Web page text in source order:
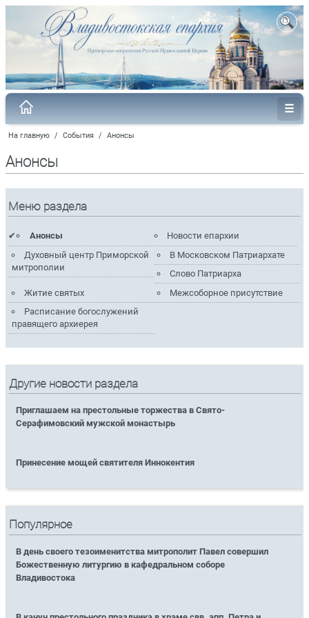
На главную / События / Анонсы
Анонсы
Меню раздела
Анонсы
Новости епархии
Духовный центр Приморской
митрополии
В Московском Патриархате
Слово Патриарха
Житие святых
Межсоборное присутствие
Расписание богослужений
правящего архиерея
Другие новости раздела
Приглашаем на престольные торжества в Свято-
Серафимовский мужской монастырь
Принесение мощей святителя Иннокентия
Популярное
В день своего тезоименитства митрополит Павел совершил
Божественную литургию в кафедральном соборе
Владивостока